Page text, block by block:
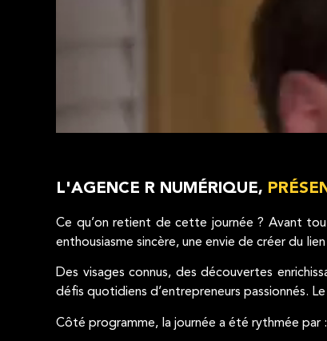
L'AGENCE R NUMÉRIQUE,
Ce qu’on retient de cette journée ? Avant
enthousiasme sincère, une envie de créer du
Des visages connus, des découvertes
défis quotidiens d’entrepreneurs passionnés.
Côté programme, la journée a été rythmée par :